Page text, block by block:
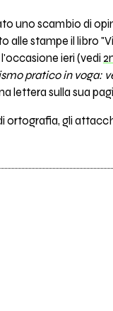
uno scambio di
alle stampe il libro
ieri (vedi
prati­co in voga:
lettera sulla sua
gli